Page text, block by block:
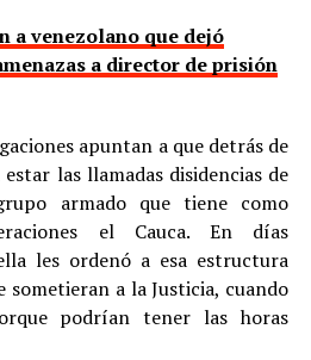
a venezolano que dejó
a director de prisión
apuntan a que detrás de
las llamadas disidencias de
armado que tiene como
el Cauca. En días
les ordenó a esa estructura
sometieran a la Justicia, cuando
podrían tener las horas